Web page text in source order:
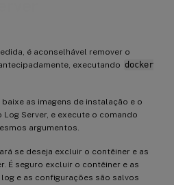
é aconselhável remover o
executando docker
as imagens de instalação e o
Server, e execute o comando
argumentos.
se deseja excluir o contêiner e as
É seguro excluir o contêiner e as
e as configurações são salvos